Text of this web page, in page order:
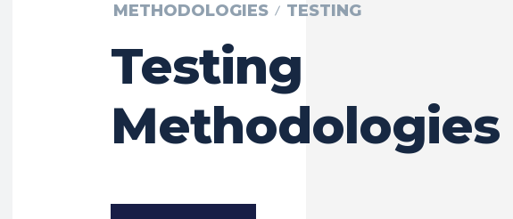
METHODOLOGIES TESTING
Testing
Methodologies